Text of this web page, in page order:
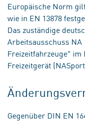
Europäische Norm
wie in EN 13878
Das zuständige
Arbeitsausschuss NA
Freizeitfahrzeuge"
Freizeitgerät
Gegenüber DIN EN